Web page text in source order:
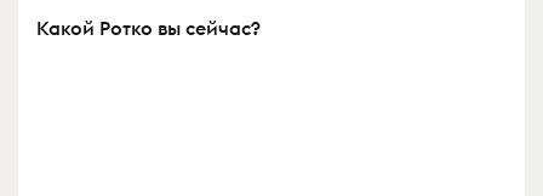
Какой Ротко вы сейчас?